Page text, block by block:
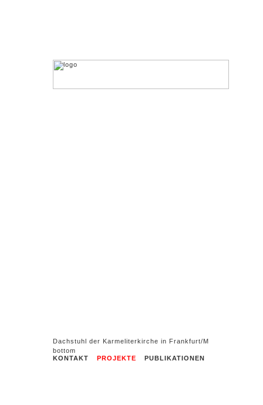
Dachstuhl der Karmeliterkirche in Frankfurt/M
KONTAKT PROJEKTE PUBLIKATIONEN